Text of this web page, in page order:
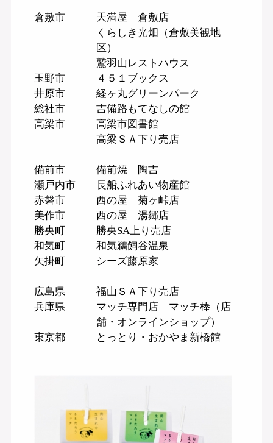
倉敷市 天満屋 倉敷店
くらしき光畑（倉敷美観地
区）
鷲羽山レストハウス
玉野市
４５１ブックス
井原市経ヶ丸グリーンパーク
総社市吉備路もてなしの館
高梁市 高梁市図書館
高梁ＳＡ下り売店
備前市備前焼 陶吉
瀬戸内市長船ふれあい物産館
赤磐市 西の屋 菊ヶ峠店
美作市 西の屋 湯郷店
勝央町 勝央SA上り売店
和気町和気鵜飼谷温泉
矢掛町 シーズ藤原家
広島県福山ＳＡ下り売店
兵庫県 マッチ専門店 マッチ棒（店
舗・オンラインショップ）
東京都
とっとり・おかやま新橋館